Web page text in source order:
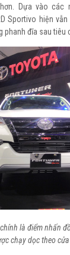
Dựa vào các
Sportivo hiện
phanh đĩa sau tiêu
là điểm nhấn
chạy dọc theo